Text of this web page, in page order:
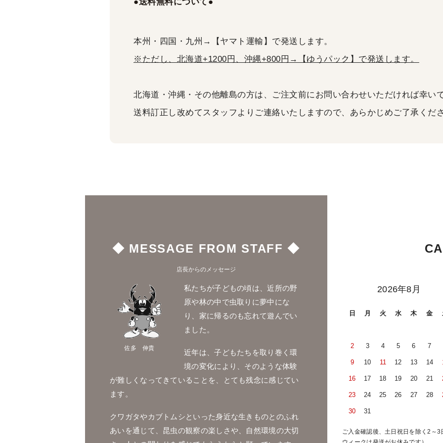
本州・四国・九州→【ヤマト運輸】で発送します。
※ただし、北海道+1200円、沖縄+800円→【ゆうパック】で発送します。
北海道・沖縄・その他離島の方は、ご注文前にお問い合わせいただければ幸いで
送料訂正し改めてスタッフよりご連絡いたしますので、あらかじめご了承くださ
◆ MESSAGE FROM STAFF ◆
店長からのメッセージ
佐多 伸貴
私たちが子どもの頃は、近所の野
原や林の中で虫取りに夢中にな
り、家に帰るのも忘れて遊んでい
ました。
近年は、子どもたちを取り巻く環
境の変化により、そのような体験
が難しくなってきていることを、とても残念に感じてい
ます。
クワガタやカブトムシといった身近な生きものとのふれ
あいを通じて、昆虫の観察の楽しさや、自然環境の大切
2026年8月
日 月 火 水 木 金
2 3 4 5 6 7
9 10 11 12 13 14
16 17 18 19 20 21
23 24 25 26 27 28
30 31
ご入金確認後、土日祝日を除く2～